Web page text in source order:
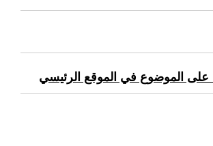
على الموضوع في الموقع الرئيسي